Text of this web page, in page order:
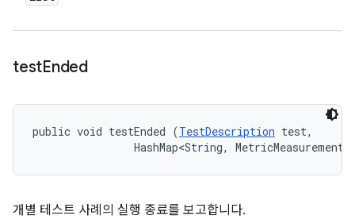
testEnded
public void testEnded (TestDescription test,
HashMap<String,
개별 테스트 사례의 실행 종료를 보고합니다.